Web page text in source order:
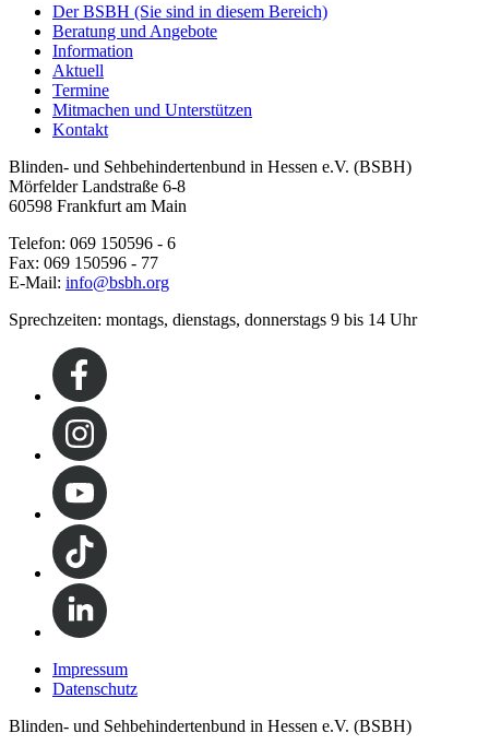
Der BSBH (Sie sind in diesem Bereich)
Beratung und Angebote
Information
Aktuell
Termine
Mitmachen und Unterstützen
Kontakt
Blinden- und Sehbehindertenbund in Hessen e.V. (BSBH)
Mörfelder Landstraße 6-8
60598 Frankfurt am Main
Telefon: 069 150596 - 6
Fax: 069 150596 - 77
E-Mail: info@bsbh.org
Sprechzeiten: montags, dienstags, donnerstags 9 bis 14 Uhr
Impressum
Datenschutz
Blinden- und Sehbehindertenbund in Hessen e.V. (BSBH)